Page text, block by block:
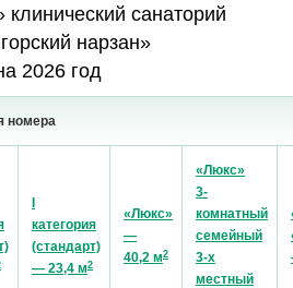
санаторий
нарзан»
2026 год
номера
категория
(стандарт)
— 23,4 м2
«Люкс»
—
40,2 м2
«Люкс»
3-
комнатный
семейный
3-х
местный